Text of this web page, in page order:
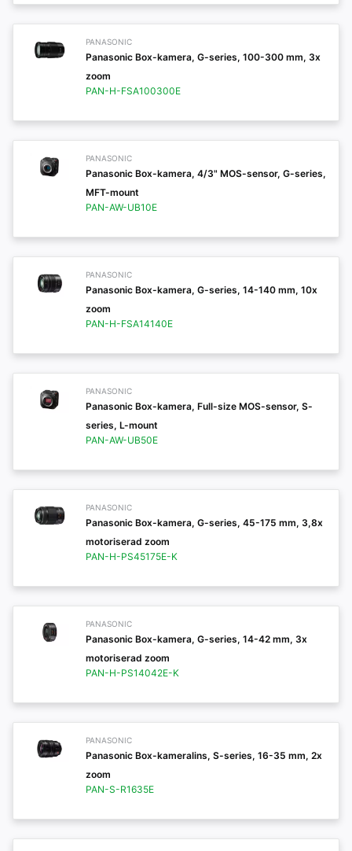
PANASONIC
Panasonic Box-kamera, G-series, 100-300 mm, 3x
zoom
PAN-H-FSA100300E
PANASONIC
Panasonic Box-kamera, 4/3" MOS-sensor, G-series,
MFT-mount
PAN-AW-UB10E
PANASONIC
Panasonic Box-kamera, G-series, 14-140 mm, 10x
zoom
PAN-H-FSA14140E
PANASONIC
Panasonic Box-kamera, Full-size MOS-sensor, S-
series, L-mount
PAN-AW-UB50E
PANASONIC
Panasonic Box-kamera, G-series, 45-175 mm, 3,8x
motoriserad zoom
PAN-H-PS45175E-K
PANASONIC
Panasonic Box-kamera, G-series, 14-42 mm, 3x
motoriserad zoom
PAN-H-PS14042E-K
PANASONIC
Panasonic Box-kameralins, S-series, 16-35 mm, 2x
zoom
PAN-S-R1635E